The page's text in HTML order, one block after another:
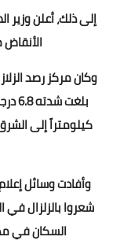
الأنقاض
وكان مركز رصد
كيلومتراً إلى
وأفادت وسائل
شعروا بالزلزال في
السكان في